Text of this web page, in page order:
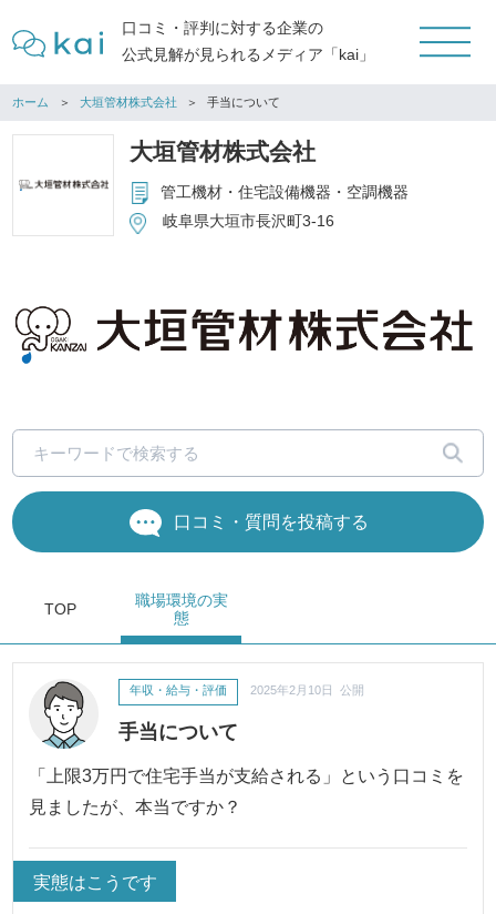
口コミ・評判に対する企業の
公式見解が見られるメディア「kai」
ホーム 大垣管材株式会社 手当について
大垣管材株式会社
管工機材・住宅設備機器・空調機器
岐阜県大垣市長沢町3-16
口コミ・質問を投稿する
TOP
職場環境の実
態
手当について
年収・給与・評価 2025年2月10日 公開
「上限3万円で住宅手当が支給される」という口コミを
見ましたが、本当ですか？
実態はこうです